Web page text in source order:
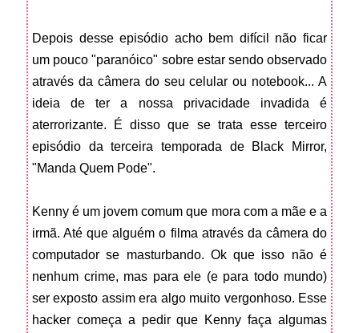
Depois desse episódio acho bem difícil não ficar
um pouco "paranóico" sobre estar sendo observado
através da câmera do seu celular ou notebook... A
ideia de ter a nossa privacidade invadida é
aterrorizante. É disso que se trata esse terceiro
episódio da terceira temporada de Black Mirror,
"Manda Quem Pode".
Kenny é um jovem comum que mora com a mãe e a
irmã. Até que alguém o filma através da câmera do
computador se masturbando. Ok que isso não é
nenhum crime, mas para ele (e para todo mundo)
ser exposto assim era algo muito vergonhoso. Esse
hacker começa a pedir que Kenny faça algumas